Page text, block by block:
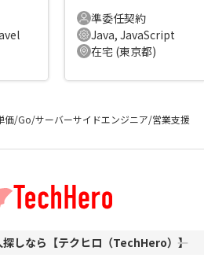
準委任契約
Java, JavaScript
在宅 (東京都)
価/Go/サーバーサイドエンジニア/営業支援
しなら【テクヒロ（TechHero）】